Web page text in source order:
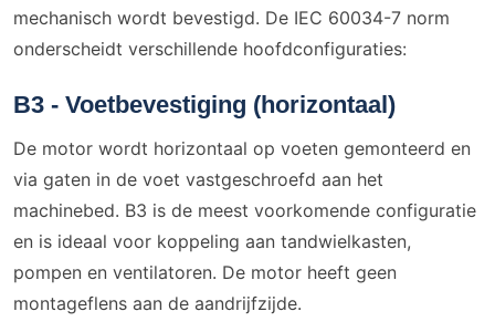
mechanisch wordt bevestigd. De IEC 60034-7 norm
onderscheidt verschillende hoofdconfiguraties:
B3 - Voetbevestiging (horizontaal)
De motor wordt horizontaal op voeten gemonteerd en
via gaten in de voet vastgeschroefd aan het
machinebed. B3 is de meest voorkomende configuratie
en is ideaal voor koppeling aan tandwielkasten,
pompen en ventilatoren. De motor heeft geen
montageflens aan de aandrijfzijde.